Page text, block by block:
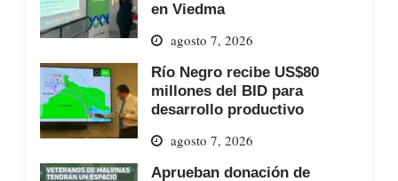
en Viedma
agosto 7, 2026
Río Negro recibe US$80
millones del BID para
desarrollo productivo
agosto 7, 2026
Aprueban donación de